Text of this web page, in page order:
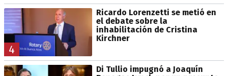
4
Ricardo Lorenzetti se metió en
el debate sobre la
inhabilitación de Cristina
Kirchner
Di Tullio impugnó a Joaquín